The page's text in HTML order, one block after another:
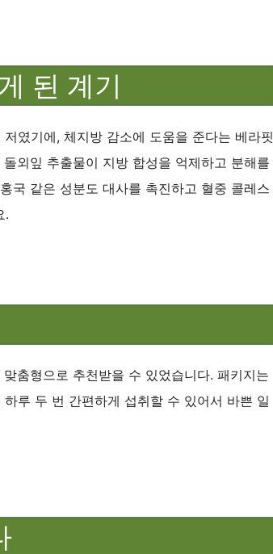
된 계기
였기에, 체지방 감소에 도움을 준다는 베라핏
외잎 추출물이 지방 합성을 억제하고 분해를
국 같은 성분도 대사를 촉진하고 혈중 콜레스
.
춤형으로 추천받을 수 있었습니다. 패키지는
루 두 번 간편하게 섭취할 수 있어서 바쁜 일